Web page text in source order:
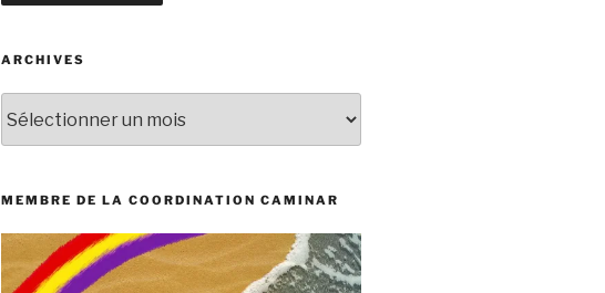
ARCHIVES
MEMBRE DE LA COORDINATION CAMINAR